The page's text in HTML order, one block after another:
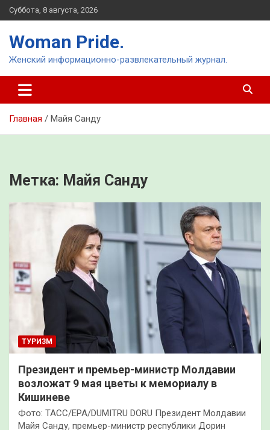
Перейти
к
Суббота, 8 августа, 2026
Woman Pride.
Женский информационно-развлекательный журнал.
Главная Майя Санду
Метка: Майя Санду
ТУРИЗМ
Президент и премьер-министр Молдавии
возложат 9 мая цветы к мемориалу в
Кишиневе
Фото: ТАСС/EPA/DUMITRU DORU Президент Молдавии
Майя Санду, премьер-министр республики Дорин